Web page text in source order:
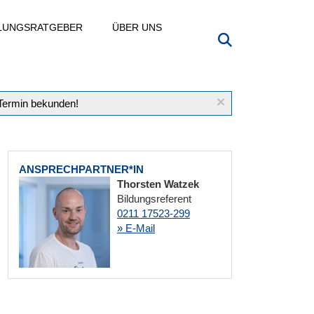
ÜBER UNS
×
bekunden!
ANSPRECHPARTNER*IN
Thorsten Watzek
Bildungsreferent
0211 17523-299
» E-Mail